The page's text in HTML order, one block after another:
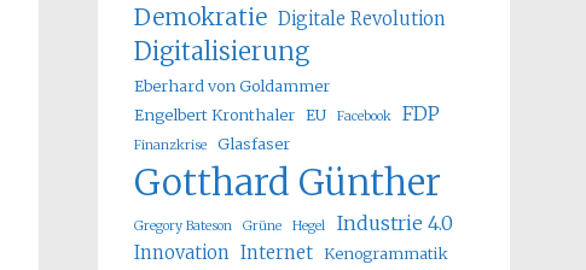
Demokratie Digitale Revolution
Digitalisierung
Eberhard von Goldammer
Engelbert Kronthaler EU Facebook FDP
Finanzkrise Glasfaser
Gotthard Günther
Gregory Bateson Grüne Hegel Industrie 4.0
Innovation Internet Kenogrammatik